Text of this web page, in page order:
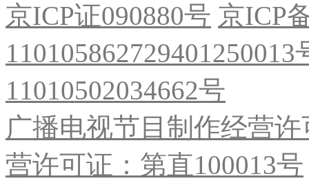
京ICP证090880号 京ICP
11010502034662号
广播电视节目制作经营
营许可证：第直100013号